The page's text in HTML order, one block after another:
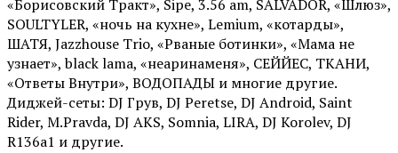
«Борисовский Тракт», Sipe, 3.56 am, SALVADOR, «Шлюз»,
SOULTYLER, «ночь на кухне», Lemium, «котарды»,
ШАТЯ, Jazzhouse Trio, «Рваные ботинки», «Мама не
узнает», black lama, «неаринаменя», СЕЙЙЕС, ТКАНИ,
«Ответы Внутри», ВОДОПАДЫ и многие другие.
Диджей-сеты: DJ Грув, DJ Peretse, DJ Android, Saint
Rider, М.Pravda, DJ AKS, Somnia, LIRA, DJ Korolev, DJ
R136a1 и другие.